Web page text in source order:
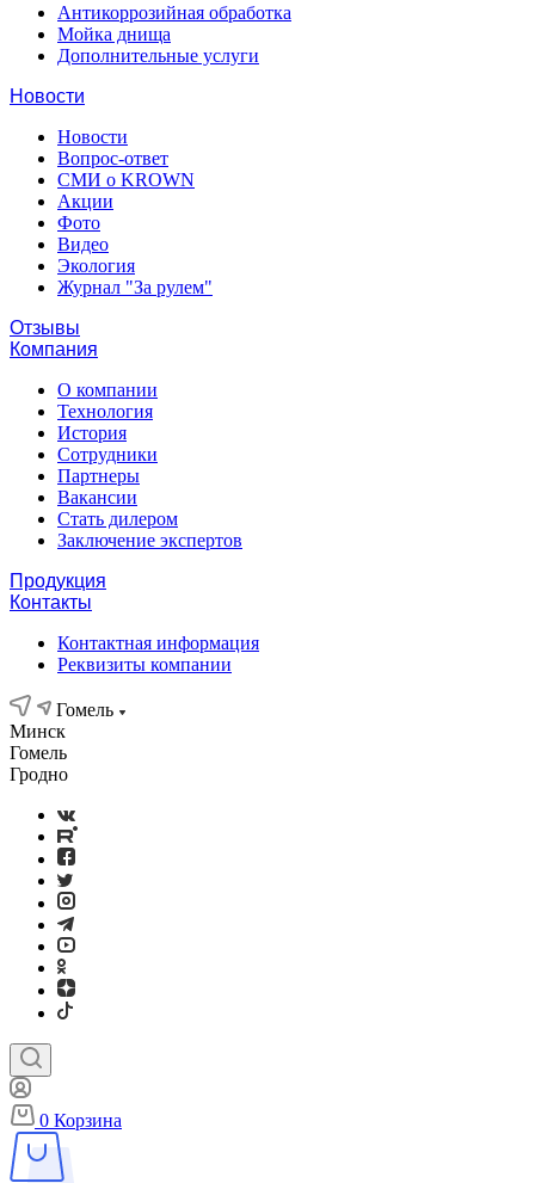
Антикоррозийная обработка
Мойка днища
Дополнительные услуги
Новости
Новости
Вопрос-ответ
СМИ о KROWN
Акции
Фото
Видео
Экология
Журнал "За рулем"
Отзывы
Компания
О компании
Технология
История
Сотрудники
Партнеры
Вакансии
Стать дилером
Заключение экспертов
Продукция
Контакты
Контактная информация
Реквизиты компании
Гомель
Минск
Гомель
Гродно
0 Корзина